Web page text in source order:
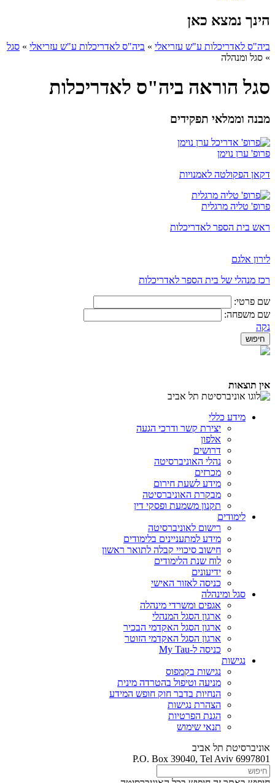
הינך נמצא כאן
ביה"ס לאדריכלות ע"ש עזריאלי » ביה"ס לאדריכלות ע"ש עזריאלי » סגל
» סגל ומנהלה
סגל הוראה ביה"ס לאדריכלות
מבנה וממלאי תפקידים
פרופ' ערן נוימן
דקאן הפקולטה לאמנויות
פרופ' טליה מרגלית
ראש בית הספר לאדריכלות
לירון אלגם
רכז מנהלי של בית הספר לאדריכלות
שם פרטי:
שם משפחה:
נקה
אין תוצאות
מידע כללי
יצירת קשר ודרכי הגעה
אלפון
דרושים
נהלי האוניברסיטה
מכרזים
מידע לשעת חירום
מבקרת האוניברסיטה
תקנון משמעת ופסקי דין
לימודים
רישום לאוניברסיטה
מידע למתעניינים בלימודים
חישוב סיכויי קבלה לתואר ראשון
לוח שנת הלימודים
ידיעונים
כניסה לאזור האישי
סגל ומינהלה
אגפים ומשרדי מינהלה
ארגון הסגל המנהלי
ארגון הסגל האקדמי הבכיר
ארגון הסגל האקדמי הזוטר
כניסה ל-My Tau
נגישות
נגישות בקמפוס
מניעה וטיפול בהטרדה מינית
הנחיות בדבר חוק חופש המידע
הצהרת נגישות
הגנת הפרטיות
תנאי שימוש
אוניברסיטת תל אביב
P.O. Box 39040, Tel Aviv 6997801